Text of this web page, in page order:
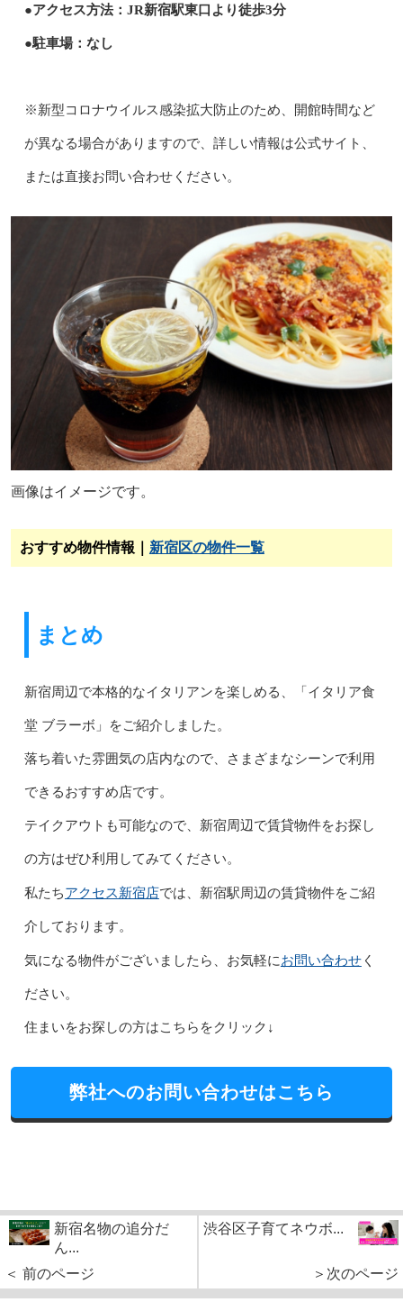
●アクセス方法：JR新宿駅東口より徒歩3分
●駐車場：なし
※新型コロナウイルス感染拡大防止のため、開館時間など
が異なる場合がありますので、詳しい情報は公式サイト、
または直接お問い合わせください。
画像はイメージです。
おすすめ物件情報｜ 新宿区の物件一覧
まとめ
新宿周辺で本格的なイタリアンを楽しめる、「イタリア食
堂 ブラーボ」をご紹介しました。
落ち着いた雰囲気の店内なので、さまざまなシーンで利用
できるおすすめ店です。
テイクアウトも可能なので、新宿周辺で賃貸物件をお探し
の方はぜひ利用してみてください。
私たちアクセス新宿店では、新宿駅周辺の賃貸物件をご紹
介しております。
気になる物件がございましたら、お気軽にお問い合わせく
ださい。
住まいをお探しの方はこちらをクリック↓
弊社へのお問い合わせはこちら
新宿名物の追分だ
ん...
＜ 前のページ
渋谷区子育てネウボ...
＞次のページ